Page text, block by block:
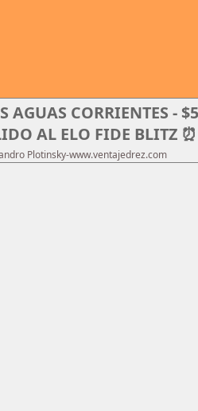
AGUAS CORRIENTES -
AL ELO FIDE BLITZ ⏰
Plotinsky-www.ventajedrez.com